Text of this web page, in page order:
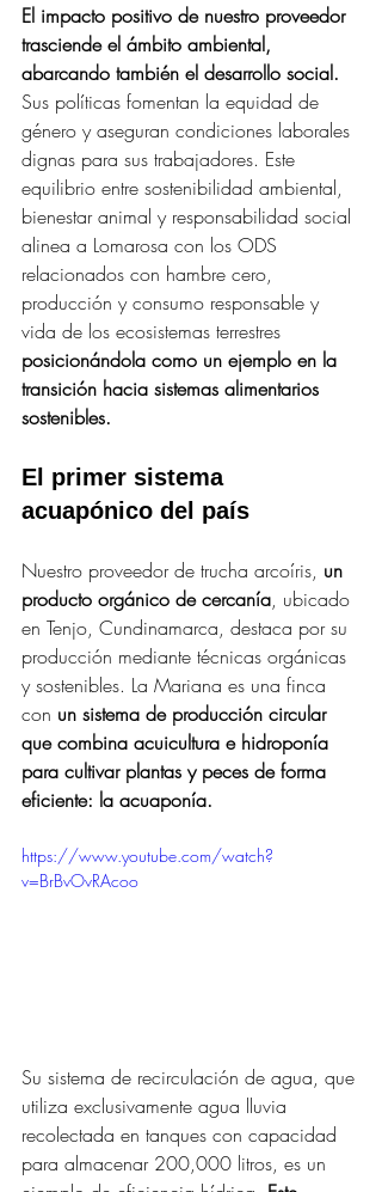
El impacto positivo de nuestro proveedor
trasciende el ámbito ambiental,
abarcando también el desarrollo social.
Sus políticas fomentan la equidad de
género y aseguran condiciones laborales
dignas para sus trabajadores. Este
equilibrio entre sostenibilidad ambiental,
bienestar animal y responsabilidad social
alinea a Lomarosa con los ODS
relacionados con hambre cero,
producción y consumo responsable y
vida de los ecosistemas terrestres
posicionándola como un ejemplo en la
transición hacia sistemas alimentarios
sostenibles.
El primer sistema
acuapónico del país
Nuestro proveedor de trucha arcoíris, un
producto orgánico de cercanía, ubicado
en Tenjo, Cundinamarca, destaca por su
producción mediante técnicas orgánicas
y sostenibles. La Mariana es una finca
con un sistema de producción circular
que combina acuicultura e hidroponía
para cultivar plantas y peces de forma
eficiente: la acuaponía.
https://www.youtube.com/watch?
v=BrBvOvRAcoo
Su sistema de recirculación de agua, que
utiliza exclusivamente agua lluvia
recolectada en tanques con capacidad
para almacenar 200,000 litros, es un